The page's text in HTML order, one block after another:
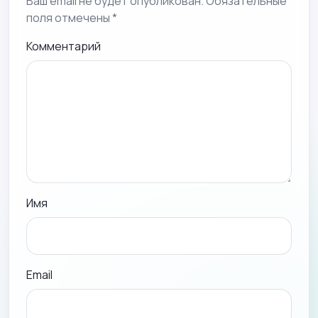
поля отмечены *
Комментарий
Имя
Email